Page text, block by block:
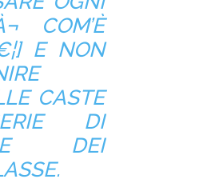
COM’È
E NON
CASTE
DI
DEI